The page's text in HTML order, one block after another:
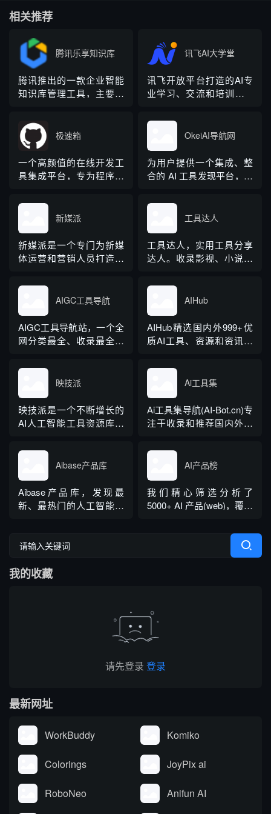
相关推荐
腾讯乐享知识库
腾讯推出的一款企业智能
知识库管理工具，主要帮
库，便于内部知识的整理
和使用。
讯飞AI大学堂
讯飞开放平台打造的AI专
业学习、交流和培训的AI
爱好者提供专业、有趣、
实用的AI培训课程，致力
于推动AI技术的普及和应
用。
极速箱
一个高颜值的在线开发工
具集成平台，专为程序员
具，如JSON处理、编码
解码、网络测试等，帮助
开发者提升编程效率。
OkeiAI导航网
为用户提供一个集成、整
合的 AI 工具发现平台，让
并选择适合自己需求的 AI
新媒派
新媒派是一个专门为新媒
体运营和营销人员打造的
优秀新媒体运营工具和资
源，提供包括新媒体运营
工具、AI工具、在线设
计、创意参考、数据洞
察、热门趋势、视频图片
营工作效率和创意水
工具达人
工具达人，实用工具分享
达人。收录影视、小说、
学习、设计等类别的网站
和应用，内容涵盖办公应
用和娱乐工具。
AIGC工具导航
AIGC工具导航站，一个全
网分类最全、收录最全的
包括AI写作、AI绘画、AI
视频、AI办公、AI数字
人、AI设计、AI语音、AI
音乐、AI论文、AI简历、
AI智能体、文本转语音
AIHub
AIHub精选国内外999+优
质AI工具、资源和资讯，
工具、AI聊天工具、AI音
视频工具、AI办公工具、
AI游戏制作工具、AI营销
工具等AI工具大全。我们
希望通过努力，让更多个
映技派
映技派是一个不断增长的
AI人工智能工具资源库，
gpt人工智能AI工具，可帮
助增强您的创造力和业
务。让您及时了解每日AI
人工智能新闻和工具。
Ai工具集
Ai工具集导航(AI-Bot.cn)专
注于收录和推荐国内外热
AI工具和网站，致力于为
大家提供一个快速访问任
意人工智能网站的门户和
入口。
Aibase产品库
Aibase产品库，发现最
新、最热门的人工智能产
业务场景赋能，为应用构
AI产品榜
我们精心筛选分析了
5000+ AI 产品(web)，覆盖
速度到营收等关键数据。
更进一步，我们将这些 AI
产品分门别类，涵盖了100
我的收藏
请先登录 登录
最新网址
WorkBuddy Komiko
Colorings JoyPix ai
RoboNeo Anifun AI